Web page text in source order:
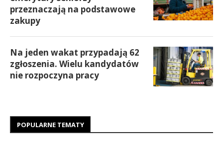
przeznaczają na podstawowe
zakupy
Na jeden wakat przypadają 62
zgłoszenia. Wielu kandydatów
nie rozpoczyna pracy
POPULARNE TEMATY